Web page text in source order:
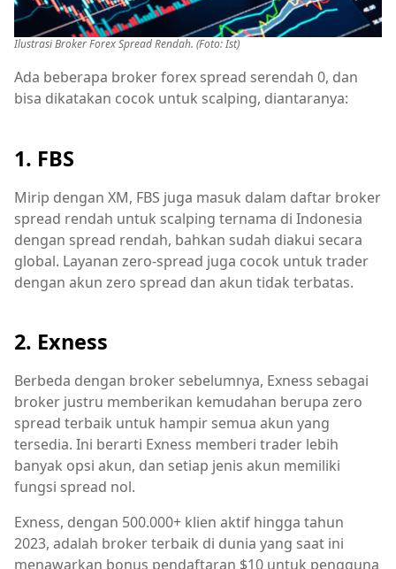
Ilustrasi Broker Forex Spread Rendah. (Foto: Ist)
Ada beberapa broker forex spread serendah 0, dan
bisa dikatakan cocok untuk scalping, diantaranya:
1. FBS
Mirip dengan XM, FBS juga masuk dalam daftar broker
spread rendah untuk scalping ternama di Indonesia
dengan spread rendah, bahkan sudah diakui secara
global. Layanan zero-spread juga cocok untuk trader
dengan akun zero spread dan akun tidak terbatas.
2. Exness
Berbeda dengan broker sebelumnya, Exness sebagai
broker justru memberikan kemudahan berupa zero
spread terbaik untuk hampir semua akun yang
tersedia. Ini berarti Exness memberi trader lebih
banyak opsi akun, dan setiap jenis akun memiliki
fungsi spread nol.
Exness, dengan 500.000+ klien aktif hingga tahun
2023, adalah broker terbaik di dunia yang saat ini
menawarkan bonus pendaftaran $10 untuk pengguna